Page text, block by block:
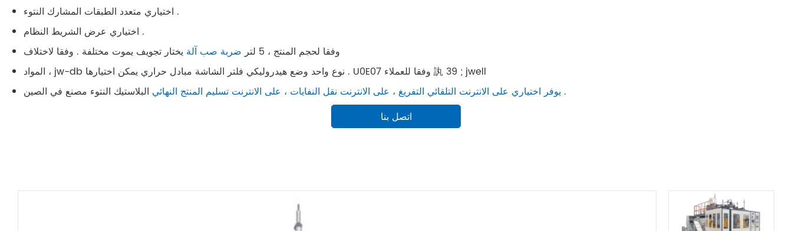
اختياري متعدد الطبقات المشارك النتوء .
اختياري عرض الشريط النظام .
وفقا لحجم المنتج ، 5 لتر
ضربة صب آلة يختار تجويف يموت مختلفة . وفقا لاختلاف
المواد ، jw-db نوع واحد وضع هيدروليكي فلتر الشاشة مبادل حراري يمكن اختيارها . U0E07 وفقا للعملاء 訙 39 ; jwell
يوفر اختياري على الانترنت التلقائي التفريغ ، على الانترنت نقل النفايات ، على الانترنت تسليم المنتج النهائي .
اتصل بنا